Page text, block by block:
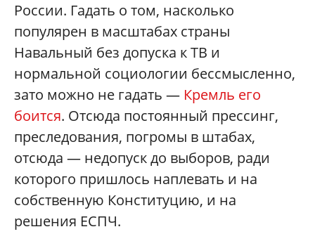
России. Гадать о том, насколько
популярен в масштабах страны
Навальный без допуска к ТВ и
нормальной социологии бессмысленно,
зато можно не гадать — Кремль его
боится. Отсюда постоянный прессинг,
преследования, погромы в штабах,
отсюда — недопуск до выборов, ради
которого пришлось наплевать и на
собственную Конституцию, и на
решения ЕСПЧ.